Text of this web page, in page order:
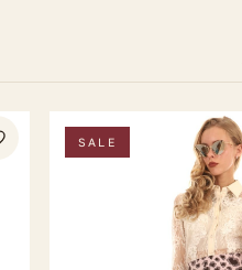
SALE